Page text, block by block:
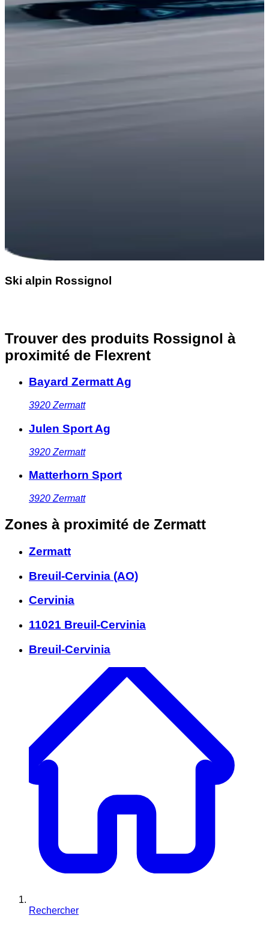
Ski alpin Rossignol
Trouver des produits Rossignol à
proximité de Flexrent
Bayard Zermatt Ag
3920 Zermatt
Julen Sport Ag
3920 Zermatt
Matterhorn Sport
3920 Zermatt
Zones à proximité de Zermatt
Zermatt
Breuil-Cervinia (AO)
Cervinia
11021 Breuil-Cervinia
Breuil-Cervinia
Rechercher